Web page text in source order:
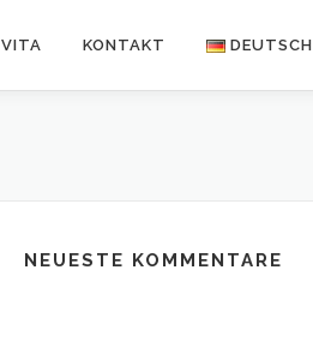
VITA KONTAKT DEUTSCH
NEUESTE KOMMENTARE